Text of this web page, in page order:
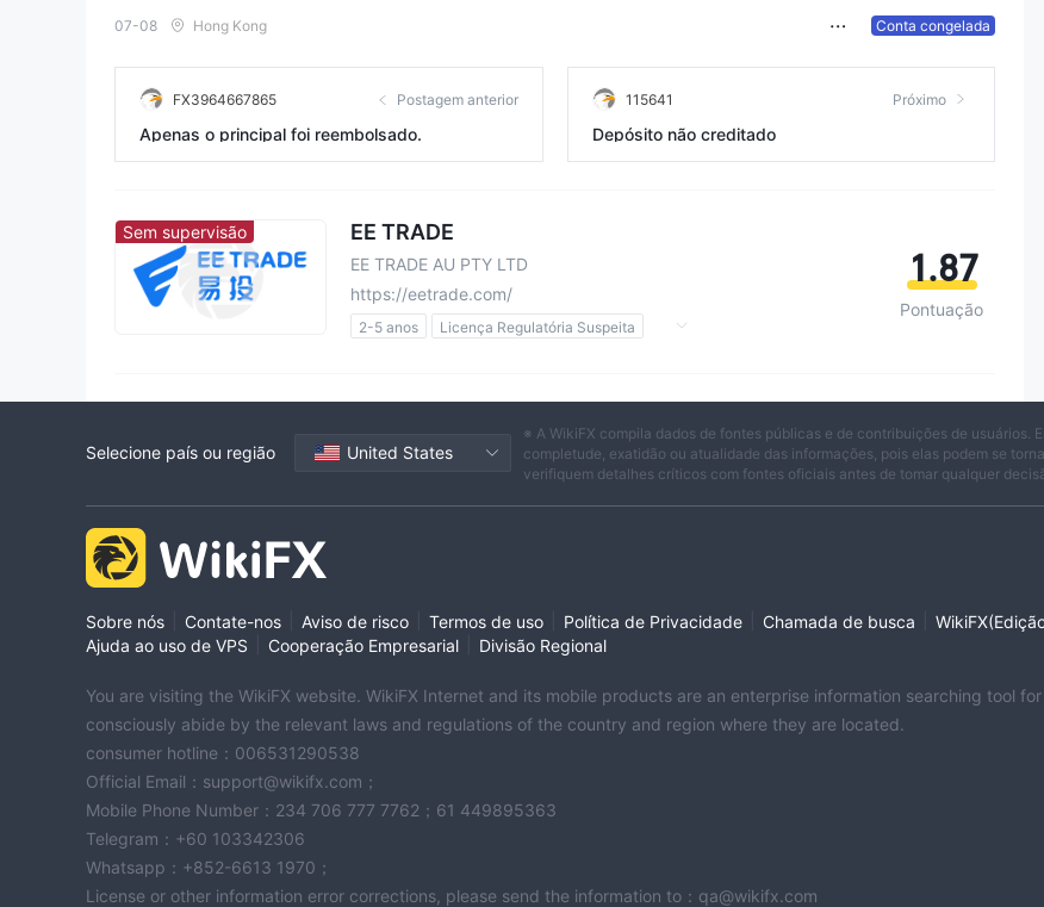
07-08 Hong Kong Conta congelada
FX3964667865 Postagem anterior
Apenas o principal foi reembolsado.
115641 Próximo
Depósito não creditado
Sem supervisão EE TRADE
EE TRADE AU PTY LTD
https://eetrade.com/
2-5 anos
Licença Regulatória Suspeita
1.87
Pontuação
Selecione país ou região United States
※ A WikiFX compila dados de fontes públicas e de contribuições de usuários.
completude, exatidão ou atualidade das informações, pois elas podem se
verifiquem detalhes críticos com fontes oficiais antes de tomar qualquer
Sobre nós Contate-nos Aviso de risco Termos de uso Política de Privacidade Chamada de busca
Ajuda ao uso de VPS
Cooperação Empresarial Divisão Regional
You are visiting the WikiFX website. WikiFX Internet and its mobile products are an enterprise information searching tool
consciously abide by the relevant laws and regulations of the country and region where they are located.
consumer hotline：006531290538
Official Email：support@wikifx.com；
Mobile Phone Number：234 706 777 7762；61 449895363
Telegram：+60 103342306
Whatsapp：+852-6613 1970；
License or other information error corrections, please send the information to：qa@wikifx.com